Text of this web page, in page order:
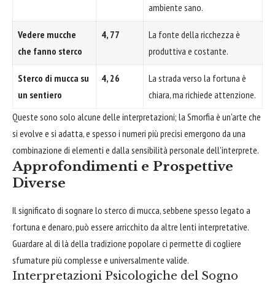
ambiente sano.
Vedere mucche
che fanno sterco
4, 77
La fonte della ricchezza è
produttiva e costante.
Sterco di mucca su
un sentiero
4, 26
La strada verso la fortuna è
chiara, ma richiede attenzione.
Queste sono solo alcune delle interpretazioni; la Smorfia è un'arte che
si evolve e si adatta, e spesso i numeri più precisi emergono da una
combinazione di elementi e dalla sensibilità personale dell'interprete.
Approfondimenti e Prospettive
Diverse
Il significato di sognare lo sterco di mucca, sebbene spesso legato a
fortuna e denaro, può essere arricchito da altre lenti interpretative.
Guardare al di là della tradizione popolare ci permette di cogliere
sfumature più complesse e universalmente valide.
Interpretazioni Psicologiche del Sogno